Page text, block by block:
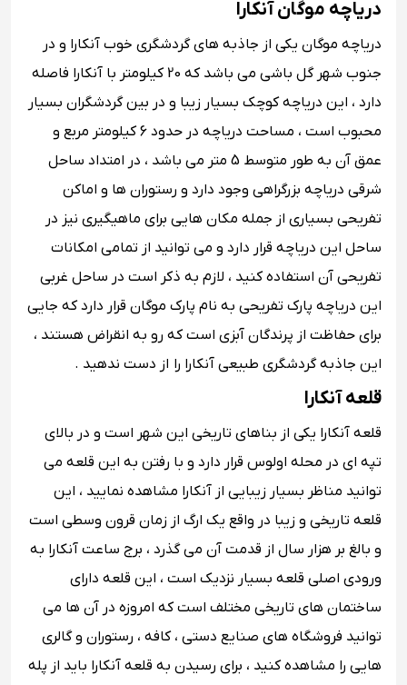
دریاچه موگان آنکارا
دریاچه موگان یکی از جاذبه های گردشگری خوب آنکارا و در
جنوب شهر گل باشی می باشد که 20 کیلومتر با آنکارا فاصله
دارد ، این دریاچه کوچک بسیار زیبا و در بین گردشگران بسیار
محبوب است ، مساحت دریاچه در حدود 6 کیلومتر مربع و
عمق آن به طور متوسط 5 متر می باشد ، در امتداد ساحل
شرقی دریاچه بزرگراهی وجود دارد و رستوران ها و اماکن
تفریحی بسیاری از جمله مکان هایی برای ماهیگیری نیز در
ساحل این دریاچه قرار دارد و می توانید از تمامی امکانات
تفریحی آن استفاده کنید ، لازم به ذکر است در ساحل غربی
این دریاچه پارک تفریحی به نام پارک موگان قرار دارد که جایی
برای حفاظت از پرندگان آبزی است که رو به انقراض هستند ،
این جاذبه گردشگری طبیعی آنکارا را از دست ندهید .
قلعه آنکارا
قلعه آنکارا یکی از بناهای تاریخی این شهر است و در بالای
تپه ای در محله اولوس قرار دارد و با رفتن به این قلعه می
توانید مناظر بسیار زیبایی از آنکارا مشاهده نمایید ، این
قلعه تاریخی و زیبا در واقع یک ارگ از زمان قرون وسطی است
و بالغ بر هزار سال از قدمت آن می گذرد ، برج ساعت آنکارا به
ورودی اصلی قلعه بسیار نزدیک است ، این قلعه دارای
ساختمان های تاریخی مختلف است که امروزه در آن ها می
توانید فروشگاه های صنایع دستی ، کافه ، رستوران و گالری
هایی را مشاهده کنید ، برای رسیدن به قلعه آنکارا باید از پله